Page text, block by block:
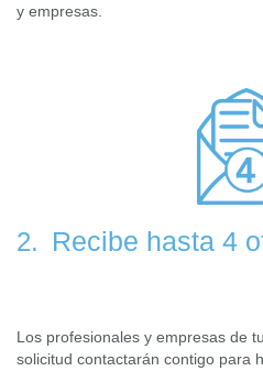
y empresas.
2. Recibe hasta 4
Los profesionales y empresas de
solicitud contactarán contigo para